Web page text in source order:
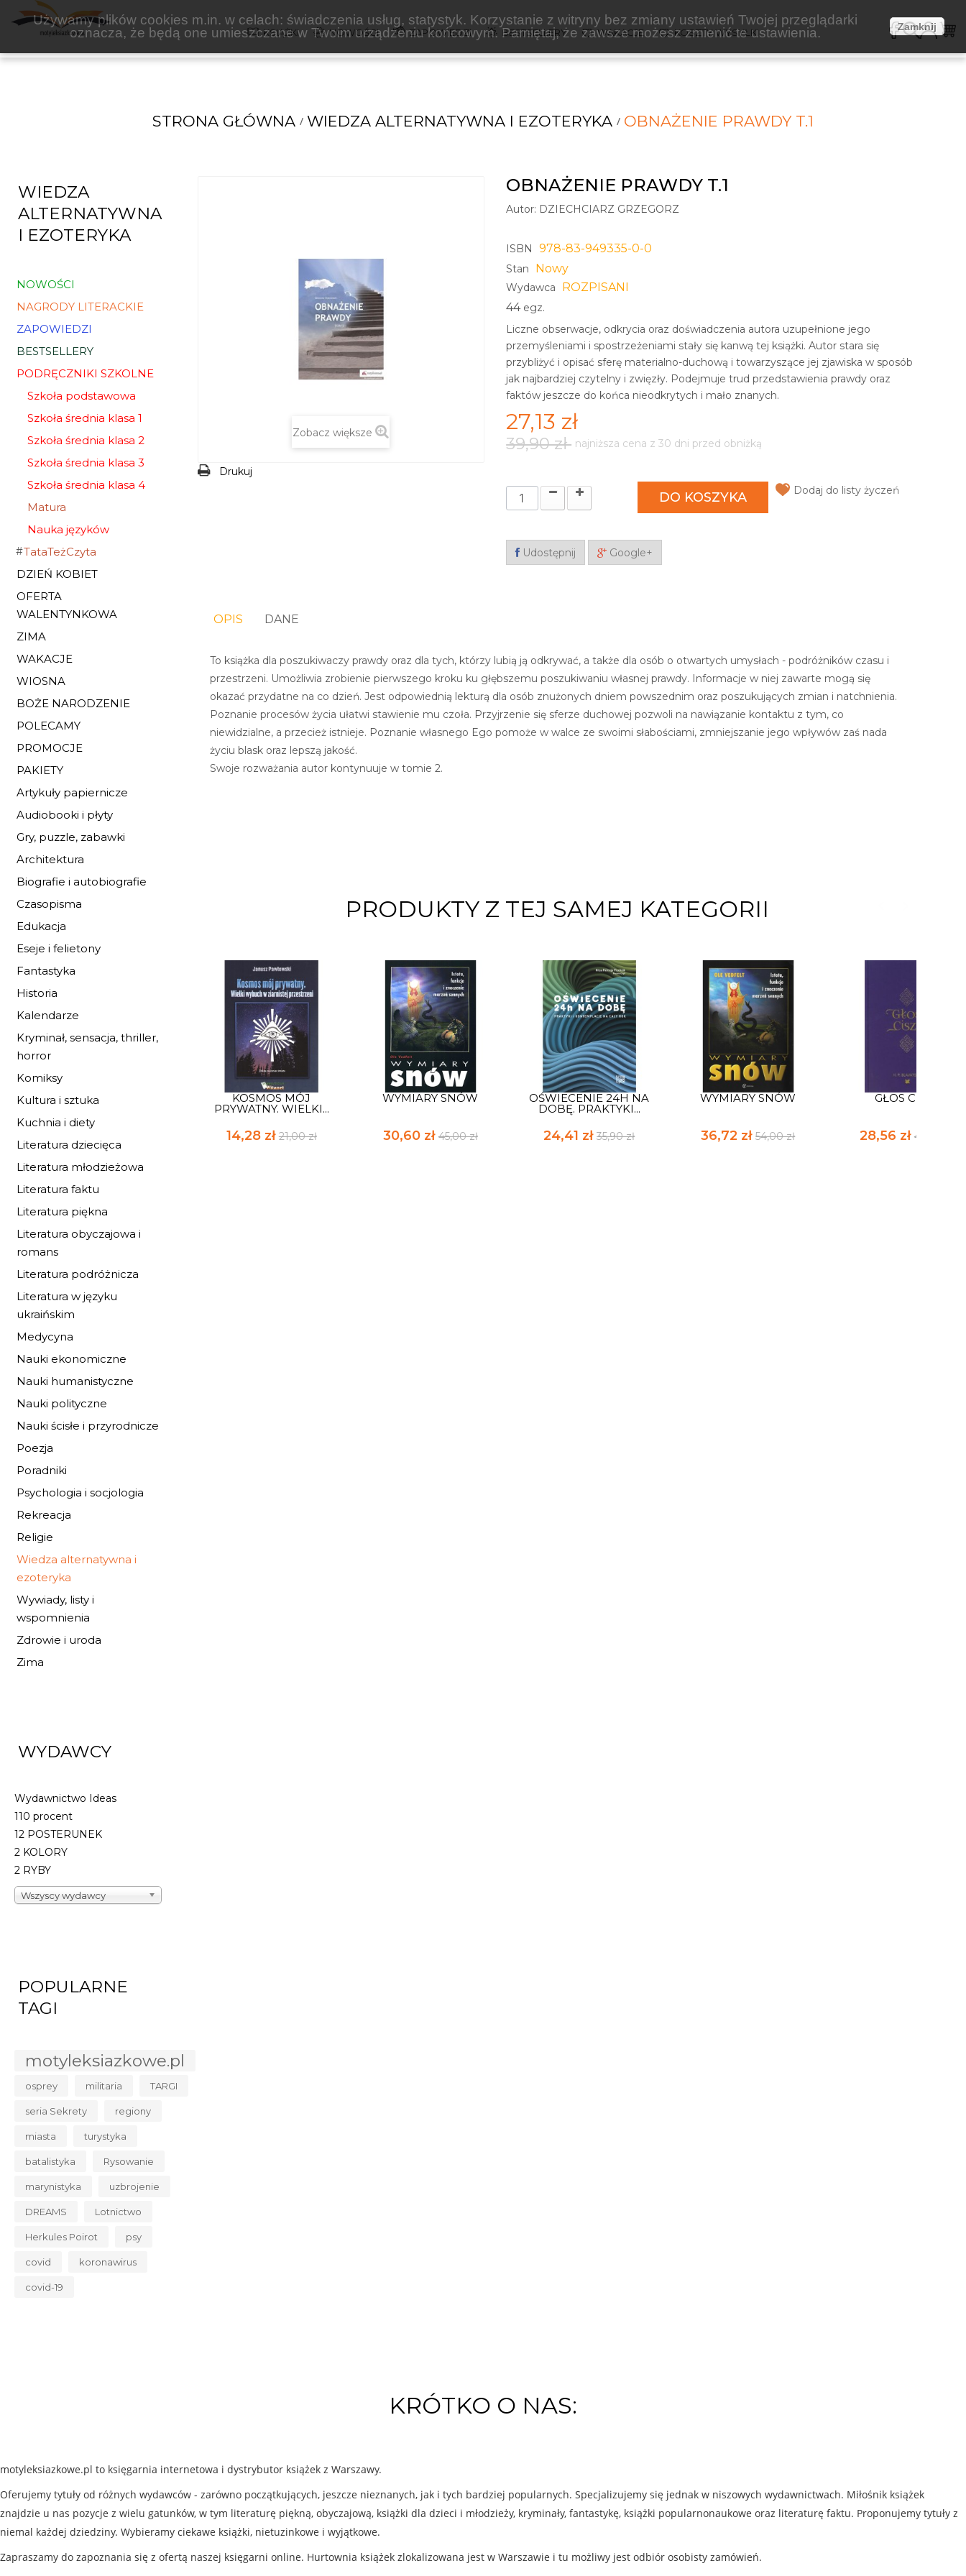
ROZPISANI
Używamy plików cookies m.in. w celach: świadczenia usług, statystyk. Korzystanie z witryny bez zmiany ustawień Twojej przeglądarki
oznacza, że będą one umieszczane w Twoim urządzeniu końcowym. Pamiętaj, że zawsze możesz zmienić te ustawienia.
Zamknij
KSIĄŻKI NOWOŚCI ZAPOWIEDZI BESTSELLERY WAKACJE KOSZTY WYSYŁKI
STRONA GŁÓWNA WIEDZA ALTERNATYWNA I EZOTERYKA OBNAŻENIE PRAWDY T.1
WIEDZA
ALTERNATYWNA
I EZOTERYKA
NOWOŚCI
NAGRODY LITERACKIE
ZAPOWIEDZI
BESTSELLERY
PODRĘCZNIKI SZKOLNE
Szkoła podstawowa
Szkoła średnia klasa 1
Szkoła średnia klasa 2
Szkoła średnia klasa 3
Szkoła średnia klasa 4
Matura
Nauka języków
TataTeżCzyta
DZIEŃ KOBIET
OFERTA
WALENTYNKOWA
ZIMA
WAKACJE
WIOSNA
BOŻE NARODZENIE
POLECAMY
PROMOCJE
PAKIETY
Artykuły papiernicze
Audiobooki i płyty
Gry, puzzle, zabawki
Architektura
Biografie i autobiografie
Czasopisma
Edukacja
Eseje i felietony
Fantastyka
Historia
Kalendarze
Kryminał, sensacja, thriller,
horror
Komiksy
Kultura i sztuka
Kuchnia i diety
Literatura dziecięca
Literatura młodzieżowa
Literatura faktu
Literatura piękna
Literatura obyczajowa i
romans
Literatura podróżnicza
Literatura w języku
ukraińskim
Medycyna
Nauki ekonomiczne
Nauki humanistyczne
Nauki polityczne
Nauki ścisłe i przyrodnicze
Poezja
Poradniki
Psychologia i socjologia
Rekreacja
Religie
Wiedza alternatywna i
ezoteryka
Wywiady, listy i
wspomnienia
Zdrowie i uroda
Zima
WYDAWCY
Wydawnictwo Ideas
110 procent
12 POSTERUNEK
2 KOLORY
2 RYBY
Wszyscy wydawcy
POPULARNE
TAGI
motyleksiazkowe.pl
osprey militaria TARGI
seria Sekrety regiony
miasta turystyka
batalistyka Rysowanie
marynistyka uzbrojenie
DREAMS Lotnictwo
Herkules Poirot psy
covid koronawirus
covid-19
Zobacz większe
Drukuj
OBNAŻENIE PRAWDY T.1
Autor: DZIECHCIARZ GRZEGORZ
ISBN 978-83-949335-0-0
Stan Nowy
Wydawca
ROZPISANI
44 egz.
Liczne obserwacje, odkrycia oraz doświadczenia autora uzupełnione jego
przemyśleniami i spostrzeżeniami stały się kanwą tej książki. Autor stara się
przybliżyć i opisać sferę materialno-duchową i towarzyszące jej zjawiska w sposób
jak najbardziej czytelny i zwięzły. Podejmuje trud przedstawienia prawdy oraz
faktów jeszcze do końca nieodkrytych i mało znanych.
27,13 zł
39,90 zł najniższa cena z 30 dni przed obniżką
DO KOSZYKA Dodaj do listy życzeń
Udostępnij Google+
OPIS DANE
To książka dla poszukiwaczy prawdy oraz dla tych, którzy lubią ją odkrywać, a także dla osób o otwartych umysłach - podróżników czasu i
przestrzeni. Umożliwia zrobienie pierwszego kroku ku głębszemu poszukiwaniu własnej prawdy. Informacje w niej zawarte mogą się
okazać przydatne na co dzień. Jest odpowiednią lekturą dla osób znużonych dniem powszednim oraz poszukujących zmian i natchnienia.
Poznanie procesów życia ułatwi stawienie mu czoła. Przyjrzenie się sferze duchowej pozwoli na nawiązanie kontaktu z tym, co
niewidzialne, a przecież istnieje. Poznanie własnego Ego pomoże w walce ze swoimi słabościami, zmniejszanie jego wpływów zaś nada
życiu blask oraz lepszą jakość.
Swoje rozważania autor kontynuuje w tomie 2.
PRODUKTY Z TEJ SAMEJ KATEGORII
KOSMOS MÓJ
PRYWATNY. WIELKI...
14,28 zł 21,00 zł
WYMIARY SNÓW
30,60 zł 45,00 zł
OŚWIECENIE 24H NA
DOBĘ. PRAKTYKI...
24,41 zł35,90 zł
WYMIARY SNÓW
36,72 zł54,00 zł
GŁOS CISZY
28,56 zł 42,00 zł
KRÓTKO O NAS:
motyleksiazkowe.pl to księgarnia internetowa i dystrybutor książek z Warszawy.
Oferujemy tytuły od różnych wydawców - zarówno początkujących, jeszcze nieznanych, jak i tych bardziej popularnych. Specjalizujemy się jednak w niszowych wydawnictwach. Miłośnik książek
znajdzie u nas pozycje z wielu gatunków, w tym literaturę piękną, obyczajową, książki dla dzieci i młodzieży, kryminały, fantastykę, książki popularnonaukowe oraz literaturę faktu. Proponujemy tytuły z
niemal każdej dziedziny. Wybieramy ciekawe książki, nietuzinkowe i wyjątkowe.
Zapraszamy do zapoznania się z ofertą naszej księgarni online. Hurtownia książek zlokalizowana jest w Warszawie i tu możliwy jest odbiór osobisty zamówień.